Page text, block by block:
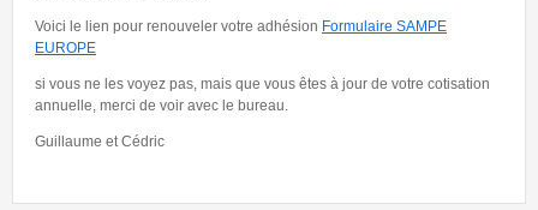
Voici le lien pour renouveler votre adhésion Formulaire SAMPE
EUROPE
si vous ne les voyez pas, mais que vous êtes à jour de votre cotisation
annuelle, merci de voir avec le bureau.
Guillaume et Cédric